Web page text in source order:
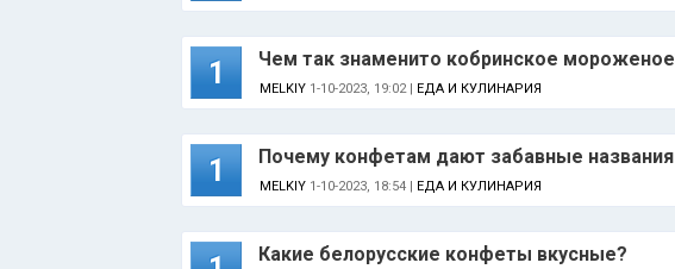
1 Чем так знаменито кобринское
MELKIY 1-10-2023, 19:02 | ЕДА И КУЛИНАРИЯ
1 Почему конфетам дают забавные
MELKIY 1-10-2023, 18:54 | ЕДА И КУЛИНАРИЯ
Какие белорусские конфеты вкусные?